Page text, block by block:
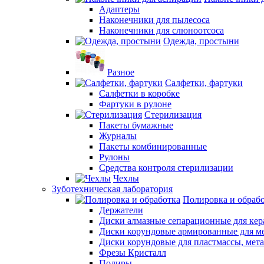
Адаптеры
Наконечники для пылесоса
Наконечники для слюноотсоса
Одежда, простыни
Разное
Салфетки, фартуки
Салфетки в коробке
Фартуки в рулоне
Стерилизация
Пакеты бумажные
Журналы
Пакеты комбинированные
Рулоны
Средства контроля стерилизации
Чехлы
Зуботехническая лаборатория
Полировка и
Держатели
Диски алмазные сепарационные для
Диски корундовые армированные для
Диски корундовые для пластмассы,
Фрезы Кристалл